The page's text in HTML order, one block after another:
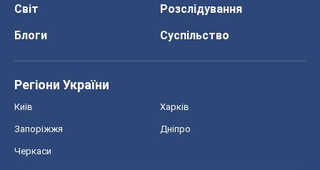
Світ
Розслідування
Блоги
Суспільство
Регіони України
Київ Харків
Запоріжжя Дніпро
Черкаси